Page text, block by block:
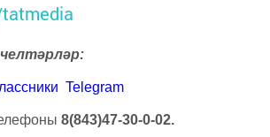
Telegram
8(843)47-30-0-02.